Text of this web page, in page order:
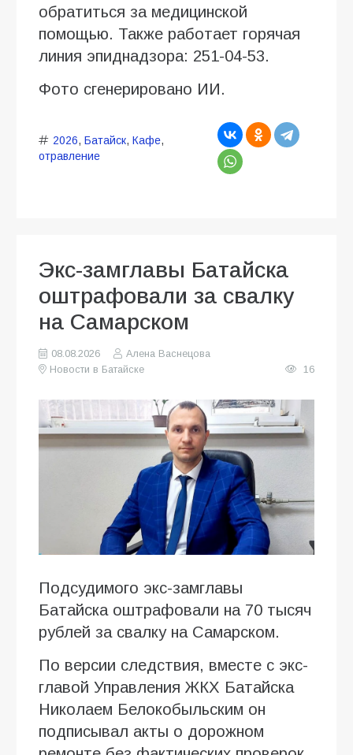
обратиться за медицинской
помощью. Также работает горячая
линия эпиднадзора: 251-04-53.
Фото сгенерировано ИИ.
2026, Батайск, Кафе,
отравление
Экс-замглавы Батайска
оштрафовали за свалку
на Самарском
08.08.2026
Алена Васнецова
Новости в Батайске
16
Подсудимого экс-замглавы
Батайска оштрафовали на 70 тысяч
рублей за свалку на Самарском.
По версии следствия, вместе с экс-
главой Управления ЖКХ Батайска
Николаем Белокобыльским он
подписывал акты о дорожном